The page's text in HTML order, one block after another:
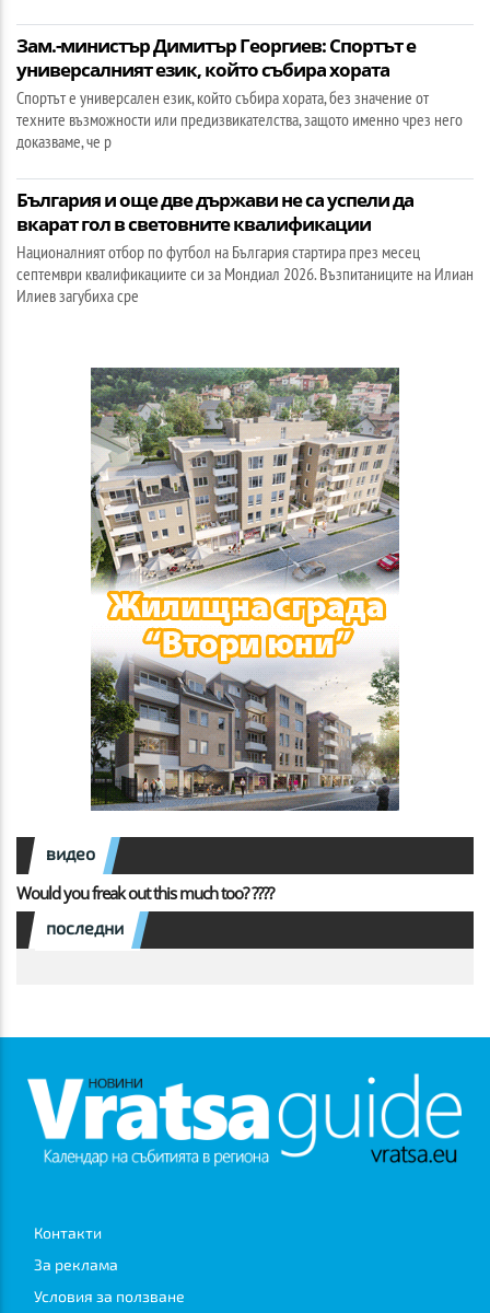
Зам.-министър Димитър Георгиев: Спортът е
универсалният език, който събира хората
Спортът е универсален език, който събира хората, без значение от
техните възможности или предизвикателства, защото именно чрез него
доказваме, че р
България и още две държави не са успели да
вкарат гол в световните квалификации
Националният отбор по футбол на България стартира през месец
септември квалификациите си за Мондиал 2026. Възпитаниците на Илиан
Илиев загубиха сре
видео
Would you freak out this much too? ????
последни
Контакти
За реклама
Условия за ползване